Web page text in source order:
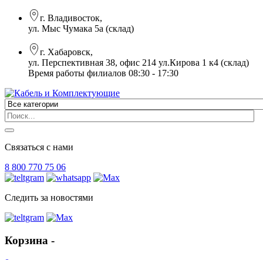
г. Владивосток,
ул. Мыс Чумака 5а (склад)
г. Хабаровск,
ул. Перспективная 38, офис 214 ул.Кирова 1 к4 (склад)
Время работы филиалов 08:30 - 17:30
Связаться с нами
8 800 770 75 06
Следить за новостями
Корзина -